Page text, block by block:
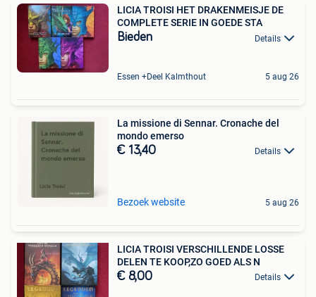
LICIA TROISI HET DRAKENMEISJE DE
COMPLETE SERIE IN GOEDE STA
Bieden Details
Essen +Deel Kalmthout 5 aug 26
La missione di Sennar. Cronache del
mondo emerso
€ 13,40 Details
Bezoek website 5 aug 26
LICIA TROISI VERSCHILLENDE LOSSE
DELEN TE KOOP,ZO GOED ALS N
€ 8,00 Details